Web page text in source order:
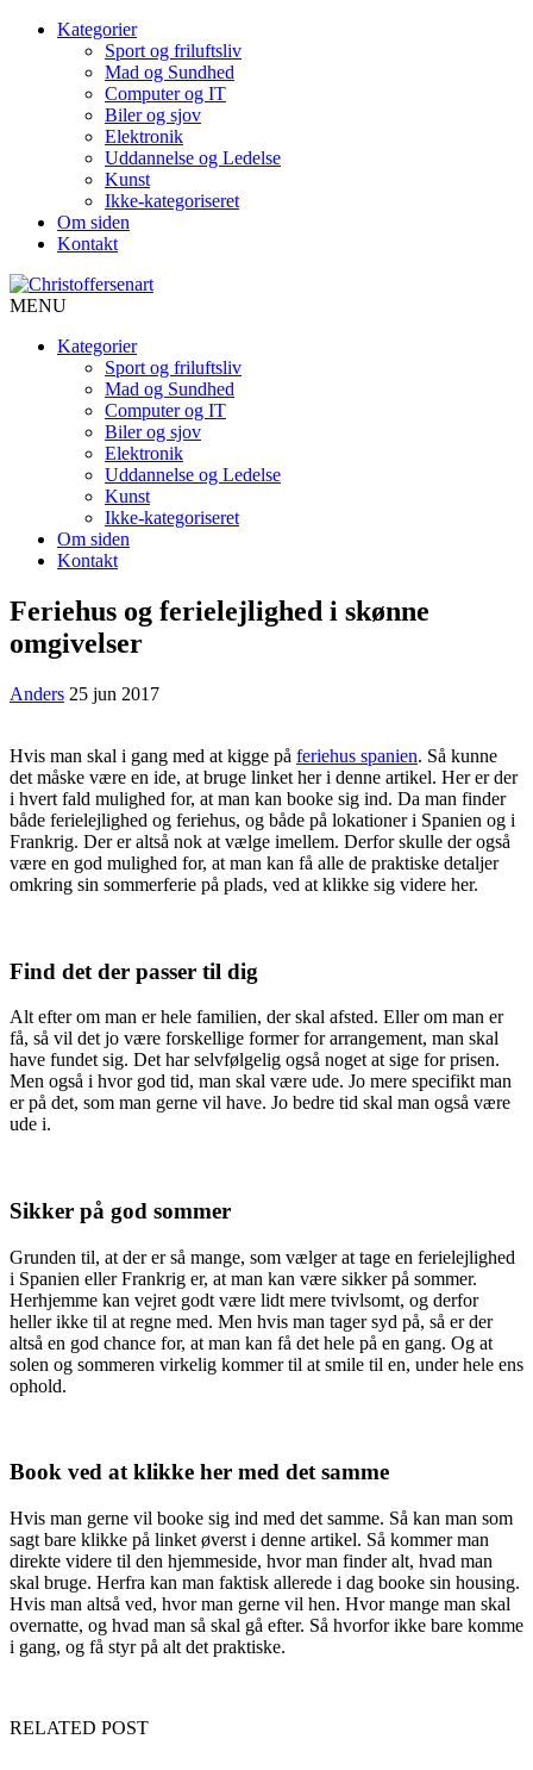
Kategorier
Sport og friluftsliv
Mad og Sundhed
Computer og IT
Biler og sjov
Elektronik
Uddannelse og Ledelse
Kunst
Ikke-kategoriseret
Om siden
Kontakt
MENU
Kategorier
Sport og friluftsliv
Mad og Sundhed
Computer og IT
Biler og sjov
Elektronik
Uddannelse og Ledelse
Kunst
Ikke-kategoriseret
Om siden
Kontakt
Feriehus og ferielejlighed i skønne
omgivelser
Anders 25 jun 2017
Hvis man skal i gang med at kigge på feriehus spanien. Så kunne
det måske være en ide, at bruge linket her i denne artikel. Her er der
i hvert fald mulighed for, at man kan booke sig ind. Da man finder
både ferielejlighed og feriehus, og både på lokationer i Spanien og i
Frankrig. Der er altså nok at vælge imellem. Derfor skulle der også
være en god mulighed for, at man kan få alle de praktiske detaljer
omkring sin sommerferie på plads, ved at klikke sig videre her.
Find det der passer til dig
Alt efter om man er hele familien, der skal afsted. Eller om man er
få, så vil det jo være forskellige former for arrangement, man skal
have fundet sig. Det har selvfølgelig også noget at sige for prisen.
Men også i hvor god tid, man skal være ude. Jo mere specifikt man
er på det, som man gerne vil have. Jo bedre tid skal man også være
ude i.
Sikker på god sommer
Grunden til, at der er så mange, som vælger at tage en ferielejlighed
i Spanien eller Frankrig er, at man kan være sikker på sommer.
Herhjemme kan vejret godt være lidt mere tvivlsomt, og derfor
heller ikke til at regne med. Men hvis man tager syd på, så er der
altså en god chance for, at man kan få det hele på en gang. Og at
solen og sommeren virkelig kommer til at smile til en, under hele ens
ophold.
Book ved at klikke her med det samme
Hvis man gerne vil booke sig ind med det samme. Så kan man som
sagt bare klikke på linket øverst i denne artikel. Så kommer man
direkte videre til den hjemmeside, hvor man finder alt, hvad man
skal bruge. Herfra kan man faktisk allerede i dag booke sin housing.
Hvis man altså ved, hvor man gerne vil hen. Hvor mange man skal
overnatte, og hvad man så skal gå efter. Så hvorfor ikke bare komme
i gang, og få styr på alt det praktiske.
RELATED POST